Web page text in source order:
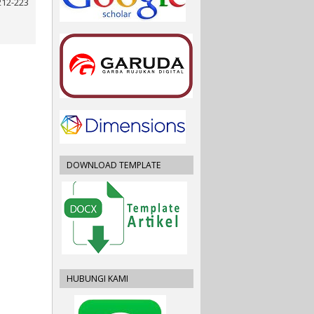
DOWNLOAD TEMPLATE
HUBUNGI KAMI
223